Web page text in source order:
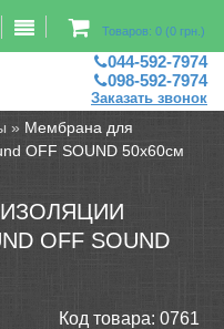
помещений
Товаров: 0 (0 грн.)
044-592-7974
098-592-7974
Заказать звонок
» Мембрана для
OFF SOUND 50х60см
OFF SOUND
Код товара: 0761